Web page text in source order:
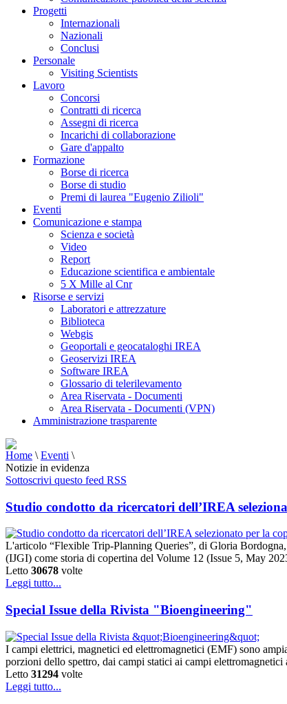
Progetti
Internazionali
Nazionali
Conclusi
Personale
Visiting Scientists
Lavoro
Concorsi
Contratti di ricerca
Assegni di ricerca
Incarichi di collaborazione
Gare d'appalto
Formazione
Borse di ricerca
Borse di studio
Premi di laurea "Eugenio Zilioli"
Eventi
Comunicazione e stampa
Scienza e società
Video
Report
Educazione scientifica e ambientale
5 X Mille al Cnr
Risorse e servizi
Laboratori e attrezzature
Biblioteca
Webgis
Geoportali e geocataloghi IREA
Geoservizi IREA
Software IREA
Glossario di telerilevamento
Area Riservata - Documenti
Area Riservata - Documenti (VPN)
Amministrazione trasparente
Home \ Eventi \
Notizie in evidenza
Sottoscrivi questo feed RSS
Studio condotto da ricercatori dell’IREA
L'articolo “Flexible Trip-Planning Queries”, di Gloria
(IJGI) come storia di copertina del Volume 12 (Issue 5, May
Letto 30678 volte
Leggi tutto...
Special Issue della Rivista "Bioengineering"
I campi elettrici, magnetici ed elettromagnetici (EMF) sono
porzioni dello spettro, dai campi statici ai campi
Letto 31294 volte
Leggi tutto...